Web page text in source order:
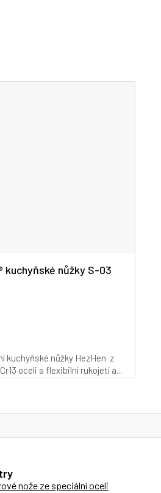
kuchyňské nůžky S-03
kuchyňské nůžky HezHen z
oceli s flexibilní rukojetí a...
nože ze speciální oceli